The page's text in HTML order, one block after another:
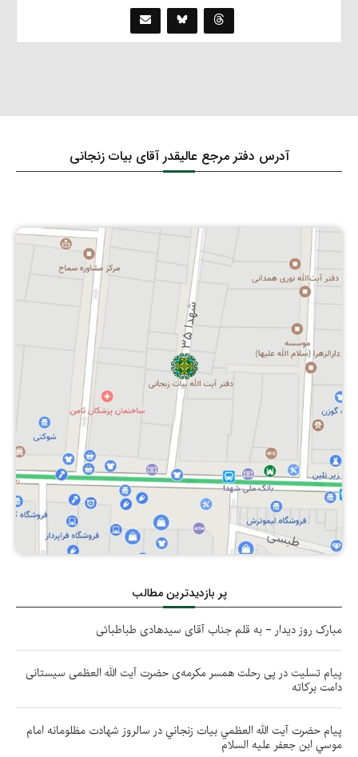
آدرس دفتر مرجع عالیقدر آقای بیات زنجانی
پر بازدیدترین مطالب
مبارک روز دیدار – به قلم جناب آقای سیدهادی طباطبائی
پیام تسلیت در پی رحلت همسر مکرمه‌ی حضرت آیت الله العظمی سیستانی
دامت بركاته
پيام حضرت آيت الله العظمي بيات زنجاني در سالروز شهادت مظلومانه امام
موسي ابن جعفر عليه السلام